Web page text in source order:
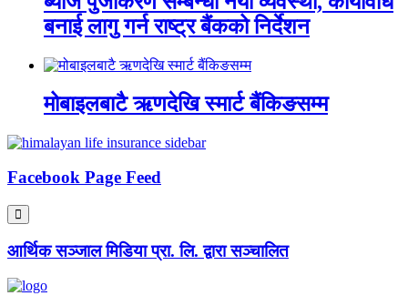
बनाई लागु गर्न राष्ट्र बैंकको निर्देशन
मोबाइलबाटै ऋणदेखि स्मार्ट बैंकिङसम्म
Facebook Page Feed
आर्थिक सञ्जाल मिडिया प्रा. लि. द्वारा सञ्चालित